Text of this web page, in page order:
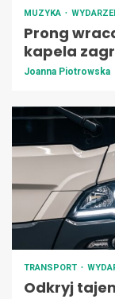
MUZYKA
Prong
kapela
Joanna Piotrowska
TRANSPORT
Odkryj